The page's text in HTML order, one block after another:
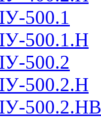
500.1
500.1.Н
500.2
500.2.Н
500.2.НВ